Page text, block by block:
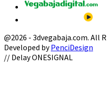
@2026 - 3dvegabaja.com. All
Developed byPenciDesign
Facebook
Twitter
Instagram
Youtube
Email
// Delay ONESIGNAL